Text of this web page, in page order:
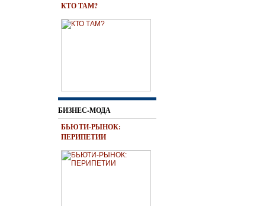
КТО ТАМ?
БИЗНЕС-МОДА
БЬЮТИ-РЫНОК:
ПЕРИПЕТИИ